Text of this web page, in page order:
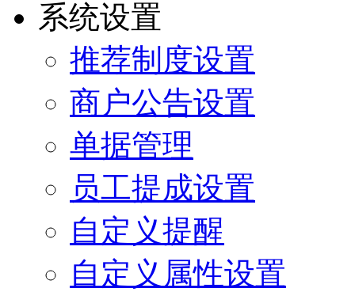
系统设置
推荐制度设置
商户公告设置
单据管理
员工提成设置
自定义提醒
自定义属性设置